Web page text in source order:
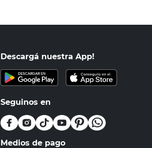
Descargá nuestra App!
Seguinos en
Medios de pago